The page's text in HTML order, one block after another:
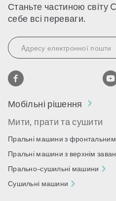
Станьте частиною світу
себе всі переваги.
Мобільні рішення
Мити, прати та сушити
Пральні машини з
Пральні машини з верхнім
Прально-сушильні машини
Сушильні машини